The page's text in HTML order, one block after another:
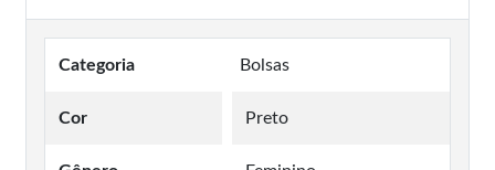
Categoria Bolsas
Cor Preto